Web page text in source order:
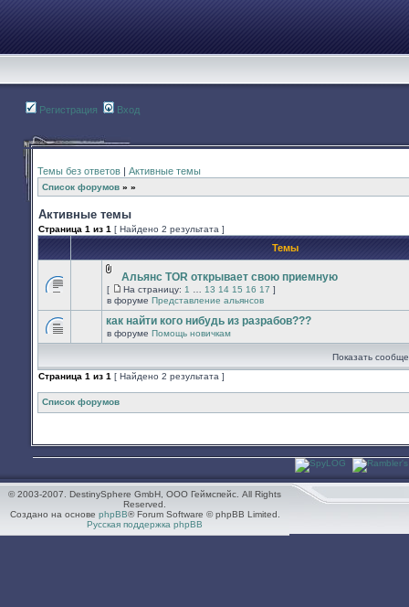
Регистрация Вход
Темы без ответов | Активные темы
Список форумов » »
Активные темы
Страница 1 из 1 [ Найдено 2 результата ]
Темы
Вложения
Альянс TOR открывает свою приемную
[
На
страницу
На страницу: 1 13 14 15 16 17 ]
в форуме Представление альянсов
нет
новых
сообщений.
как найти кого нибудь из разрабов???
в форуме Помощь новичкам
Показать
Страница 1 из 1 [ Найдено 2 результата ]
Список форумов
© 2003-2007. DestinySphere GmbH, ООО Геймспейс. All Rights
Reserved.
Создано на основе phpBB® Forum Software © phpBB Limited.
Русская поддержка phpBB